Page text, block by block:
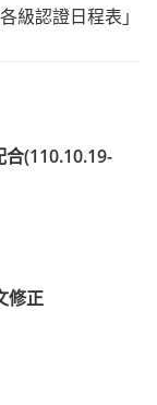
級認證日程表」
(110.10.19-
修正